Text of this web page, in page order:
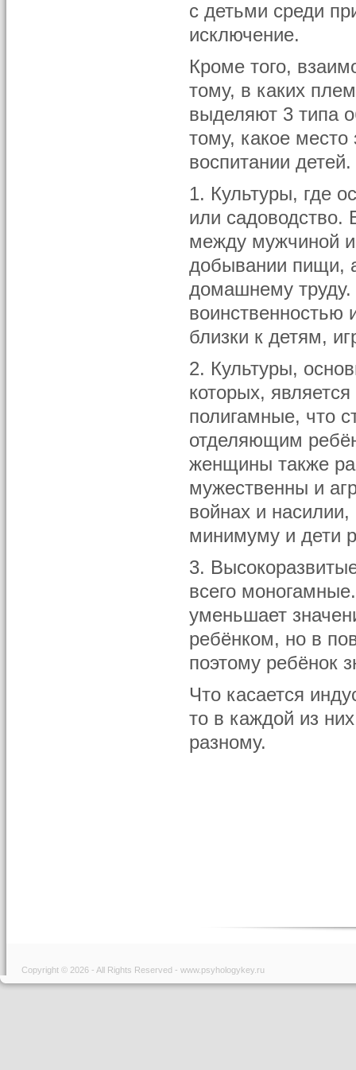
с детьми среди
исключение.
Кроме того,
тому, в каких
выделяют 3 типа
тому, какое место
воспитании
1. Культуры, где
или садоводство.
между мужчиной
добывании пищи,
домашнему труду.
воинственностью
близки к детям,
2. Культуры,
которых,
полигамные, что
отделяющим
женщины также
мужественны и
войнах и
минимуму и дети
3.
всего
уменьшает
ребёнком, но в
поэтому ребёнок
Что касается
то в каждой из
разному.
Copyright © 2026 - All Rights Reserved - www.psyhologykey.ru